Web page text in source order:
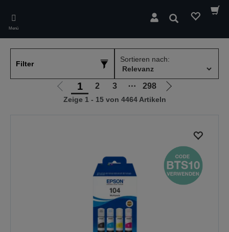
main
content
Menü
Suchen
Filter
Sortieren nach:
Zur
vorherigen
1 2 3 ⋯ 298
Zur
Zeige 1 - 15 von 4464 Artikeln